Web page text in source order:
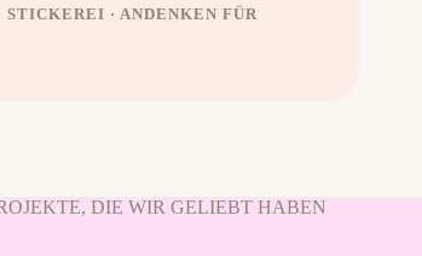
· ANDENKEN FÜR
DIE WIR GELIEBT HABEN